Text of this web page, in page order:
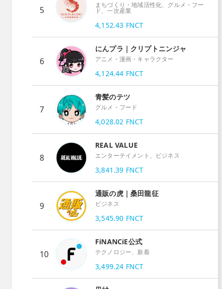
5 まちづくり・地域活性化、グルメ・フー
ド、一次産業
4,152.43 FNCT
6
にんプラ｜クリプトニンジャ
アニメ・漫画・キャラクター
4,124.44 FNCT
7
青髪のテツ
グルメ・フード
4,028.02 FNCT
8
REAL VALUE
エンターテイメント、ビジネス
3,841.39 FNCT
9
通販の虎｜桑田龍征
ビジネス
3,545.90 FNCT
10
FiNANCiE公式
テクノロジー、新着
3,499.24 FNCT